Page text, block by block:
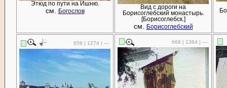
Этюд по пути на Ишню.
см. Богослов
Вид с дороги на
Борисоглебский монастырь.
[Борисоглебск.]
см. Борисоглебский
659 | 1274 | — 668 | 1384 | —